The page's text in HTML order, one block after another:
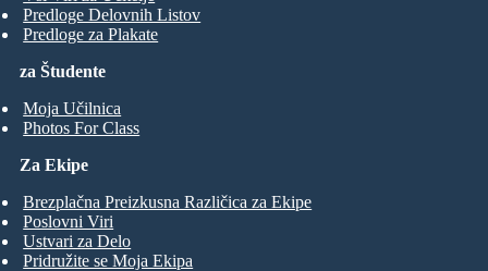
za Študente
Moja Učilnica
Photos For Class
Predloge Delovnih Listov
Predloge za Plakate
Za Ekipe
Brezplačna Preizkusna Različica za Ekipe
Poslovni Viri
Ustvari za Delo
Pridružite se Moja Ekipa